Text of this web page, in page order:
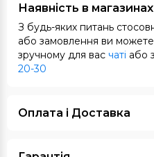
Наявність в магазинах
З будь-яких питань
або замовлення ви можете
зручному для вас чаті або
20-30
Оплата i Доставка